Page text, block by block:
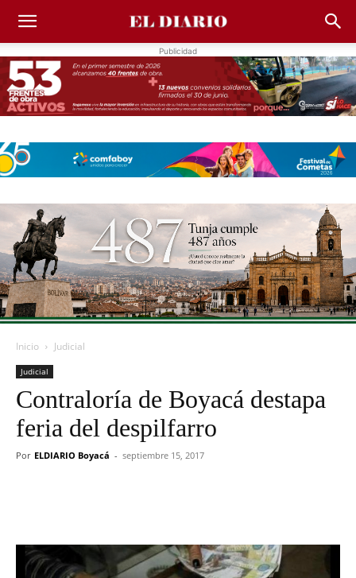
Publicidad
Inicio Judicial
Judicial
Contraloría de Boyacá destapa
feria del despilfarro
Por ELDIARIO Boyacá - septiembre 15, 2017